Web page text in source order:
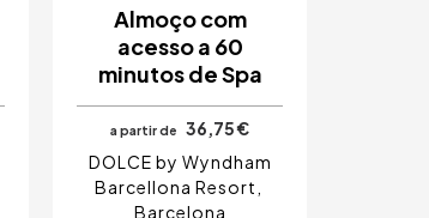
Almoço com
acesso a 60
minutos de Spa
a partir de
36,75 €
DOLCE by Wyndham
Barcellona Resort
Barcelona